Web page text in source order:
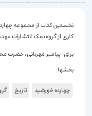
نخستین کتاب از مجموعه
کاری از گروه نمک انتشارات
برای پیامبر مهربانی، حضرت
بخشها :
چهارده خورشید
تاریخ